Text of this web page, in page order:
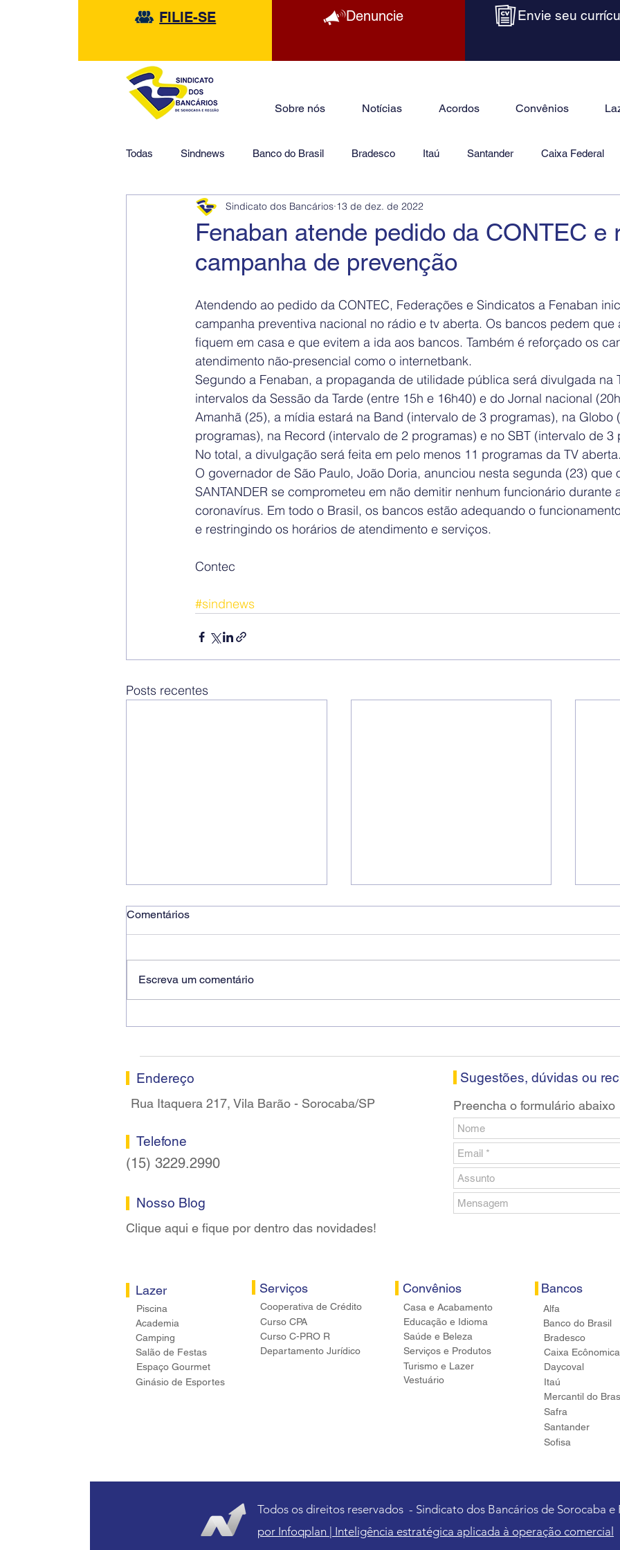
FILIE-SE Denuncie Envie seu
Sobre nós Notícias Acordos Convênios
Todas Sindnews Banco do Brasil Bradesco Itaú Santander Caixa Federal
HSBC Financeiras Jurídico
Fenaban atende pedido da CONTEC e
campanha de prevenção
Sindicato dos Bancários 13 de dez. de 2022
Atendendo ao pedido da CONTEC, Federações e Sindicatos a Fenaban
campanha preventiva nacional no rádio e tv aberta. Os bancos pedem que
fiquem em casa e que evitem a ida aos bancos. Também é reforçado os
atendimento não-presencial como o internetbank.
Segundo a Fenaban, a propaganda de utilidade pública será divulgada na
intervalos da Sessão da Tarde (entre 15h e 16h40) e do Jornal nacional
Amanhã (25), a mídia estará na Band (intervalo de 3 programas), na Globo
programas), na Record (intervalo de 2 programas) e no SBT (intervalo de 3
No total, a divulgação será feita em pelo menos 11 programas da TV aberta.
O governador de São Paulo, João Doria, anunciou nesta segunda (23) que
SANTANDER se comprometeu em não demitir nenhum funcionário durante
coronavírus. Em todo o Brasil, os bancos estão adequando o
e restringindo os horários de atendimento e serviços.
Contec
#sindnews
Posts recentes
Comentários
Escreva um comentário
Endereço
Rua Itaquera 217, Vila Barão - Sorocaba/SP
Telefone
(15) 3229.2990
Nosso Blog
Clique aqui e fique por dentro das novidades!
Lazer
Piscina
Academia
Camping
Salão de Festas
Espaço Gourmet
Ginásio de Esportes
Serviços
Cooperativa de Crédito
Curso CPA
Curso C-PRO R
Departamento Jurídico
Sugestões, dúvidas ou
Preencha o formulário abaixo
Convênios
Casa e Acabamento
Educação e Idioma
Saúde e Beleza
Serviços e Produtos
Turismo e Lazer
Vestuário
Bancos
Alfa
Banco do Brasil
Bradesco
Caixa
Daycoval
Itaú
Mercantil do
Safra
Santander
Sofisa
Todos os direitos reservados - Sindicato dos Bancários de Sorocaba
por Infoqplan | Inteligência estratégica aplicada à operação comercial